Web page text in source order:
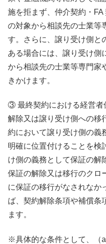
施を拒まず、仲介契約・
の対象から相談先の士業等
す。さらに、譲り受け側と
ある場合には、譲り受け側
から相談先の士業等専門家
きかけます。
③ 最終契約における経営者
解除又は譲り受け側への移
約において譲り受け側の義
明確に位置付けることを検
け側の義務として保証の解
保証の解除又は移行のクロ
に保証の移行がなされなか
ば、契約解除条項や補償条
ます。
※具体的な条件として、（